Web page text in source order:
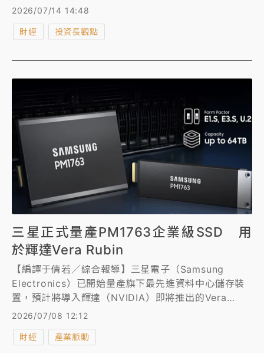
號呢？
2026/07/14 14:48
財經 投資長觀點
三星正式量產PM1763企業級SSD 用
於輝達Vera Rubin
【編譯于倩若／綜合報導】三星電子（Samsung
Electronics）已開始量產旗下最先進資料中心儲存裝
置，預計將導入輝達（NVIDIA）即將推出的Vera
Rubin AI平台。
2026/07/08 12:12
財經 產業脈動